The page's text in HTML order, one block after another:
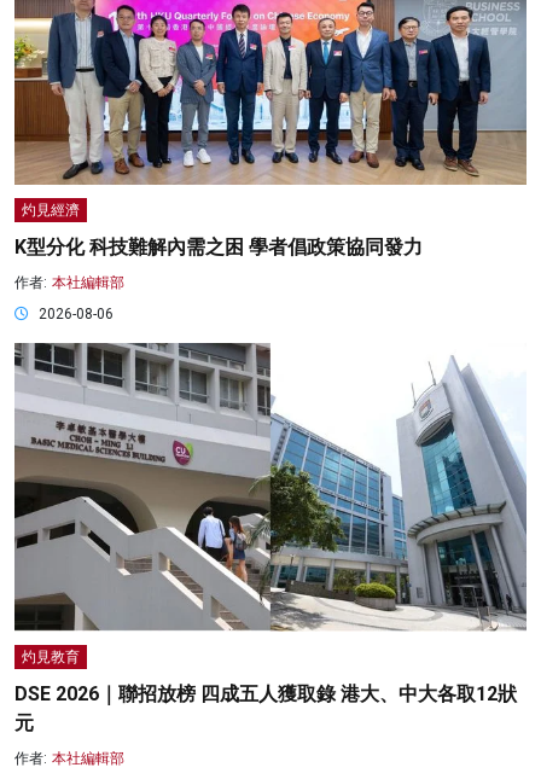
灼見經濟
K型分化 科技難解內需之困 學者倡政策協同發力
作者: 本社編輯部
2026-08-06
灼見教育
DSE 2026｜聯招放榜 四成五人獲取錄 港大、中大各取12狀
元
作者: 本社編輯部